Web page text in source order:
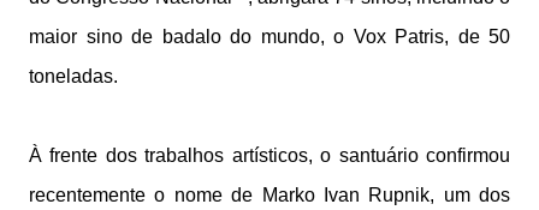
maior sino de badalo do mundo, o Vox Patris, de 50
toneladas.
À frente dos trabalhos artísticos, o santuário confirmou
recentemente o nome de Marko Ivan Rupnik, um dos